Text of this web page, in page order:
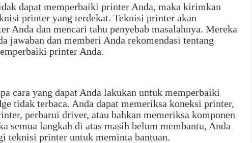
dapat memperbaiki printer Anda, maka kirimkan
printer yang terdekat. Teknisi printer akan
Anda dan mencari tahu penyebab masalahnya. Mereka
jawaban dan memberi Anda rekomendasi tentang
printer Anda.
cara yang dapat Anda lakukan untuk memperbaiki
tidak terbaca. Anda dapat memeriksa koneksi printer,
perbarui driver, atau bahkan memeriksa komponen
semua langkah di atas masih belum membantu, Anda
teknisi printer untuk meminta bantuan.